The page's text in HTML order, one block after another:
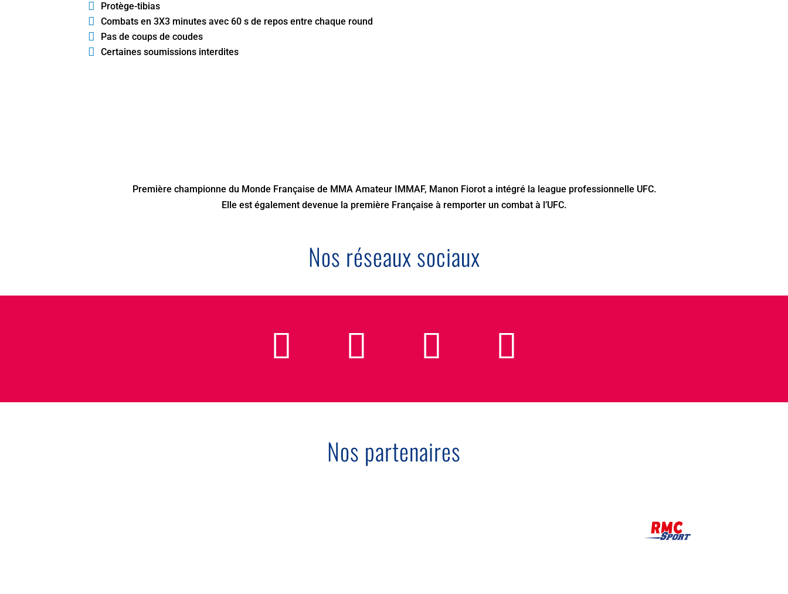
Protège-tibias
Combats en 3X3 minutes avec 60 s de repos entre chaque round
Pas de coups de coudes
Certaines soumissions interdites
Première championne du Monde Française de MMA Amateur IMMAF, Manon Fiorot a intégré la league professionnelle UFC.
Elle est également devenue la première Française à remporter un combat à l’UFC.
Nos réseaux sociaux
Nos partenaires